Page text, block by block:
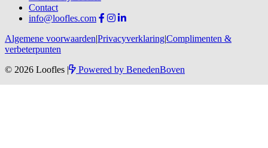
Contact
info@loofles.com
Algemene voorwaarden|Privacyverklaring|Complimenten &
verbeterpunten
© 2026 Loofles | Powered by BenedenBoven